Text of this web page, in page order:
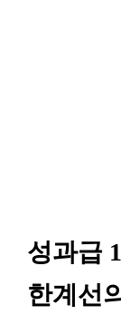
성과급
한계선